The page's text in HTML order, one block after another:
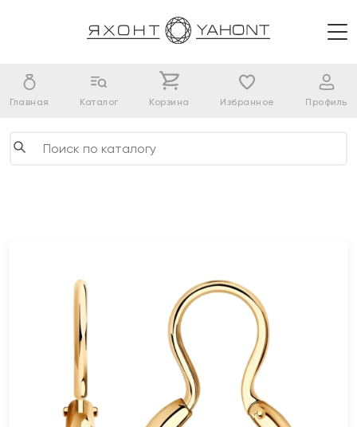
Главная Каталог Корзина Избранное Профиль